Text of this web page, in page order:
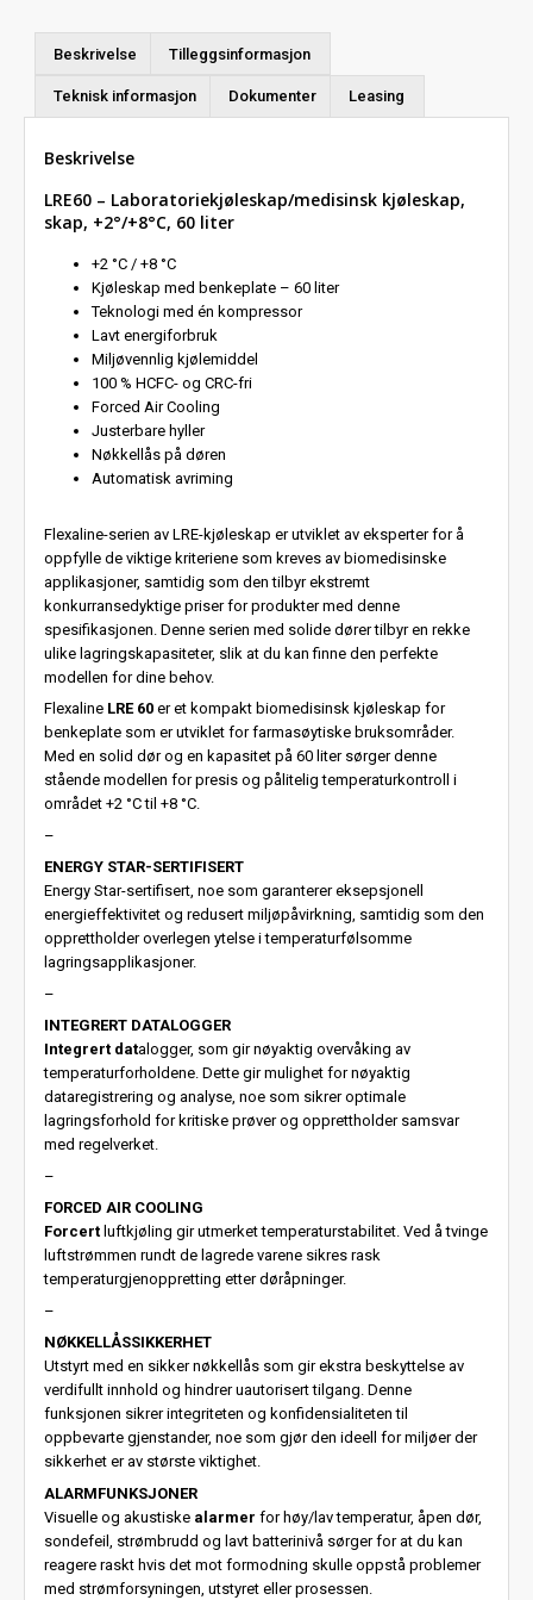
Beskrivelse Tilleggsinformasjon
Teknisk informasjon Dokumenter Leasing
Beskrivelse
LRE60 – Laboratoriekjøleskap/medisinsk kjøleskap,
skap, +2°/+8°C, 60 liter
+2 °C / +8 °C
Kjøleskap med benkeplate – 60 liter
Teknologi med én kompressor
Lavt energiforbruk
Miljøvennlig kjølemiddel
100 % HCFC- og CRC-fri
Forced Air Cooling
Justerbare hyller
Nøkkellås på døren
Automatisk avriming
Flexaline-serien av LRE-kjøleskap er utviklet av eksperter for å
oppfylle de viktige kriteriene som kreves av biomedisinske
applikasjoner, samtidig som den tilbyr ekstremt
konkurransedyktige priser for produkter med denne
spesifikasjonen. Denne serien med solide dører tilbyr en rekke
ulike lagringskapasiteter, slik at du kan finne den perfekte
modellen for dine behov.
Flexaline LRE 60 er et kompakt biomedisinsk kjøleskap for
benkeplate som er utviklet for farmasøytiske bruksområder.
Med en solid dør og en kapasitet på 60 liter sørger denne
stående modellen for presis og pålitelig temperaturkontroll i
området +2 °C til +8 °C.
–
ENERGY STAR-SERTIFISERT
Energy Star-sertifisert, noe som garanterer eksepsjonell
energieffektivitet og redusert miljøpåvirkning, samtidig som den
opprettholder overlegen ytelse i temperaturfølsomme
lagringsapplikasjoner.
–
INTEGRERT DATALOGGER
Integrert datalogger, som gir nøyaktig overvåking av
temperaturforholdene. Dette gir mulighet for nøyaktig
dataregistrering og analyse, noe som sikrer optimale
lagringsforhold for kritiske prøver og opprettholder samsvar
med regelverket.
–
FORCED AIR COOLING
Forcert luftkjøling gir utmerket temperaturstabilitet. Ved å tvinge
luftstrømmen rundt de lagrede varene sikres rask
temperaturgjenoppretting etter døråpninger.
–
NØKKELLÅSSIKKERHET
Utstyrt med en sikker nøkkellås som gir ekstra beskyttelse av
verdifullt innhold og hindrer uautorisert tilgang. Denne
funksjonen sikrer integriteten og konfidensialiteten til
oppbevarte gjenstander, noe som gjør den ideell for miljøer der
sikkerhet er av største viktighet.
ALARMFUNKSJONER
Visuelle og akustiske alarmer for høy/lav temperatur, åpen dør,
sondefeil, strømbrudd og lavt batterinivå sørger for at du kan
reagere raskt hvis det mot formodning skulle oppstå problemer
med strømforsyningen, utstyret eller prosessen.